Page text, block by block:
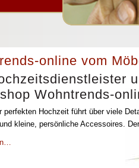
online vom
Wohntrends-
perfekten Hochzeit führt über viele
kleine, persönliche Accessoires.